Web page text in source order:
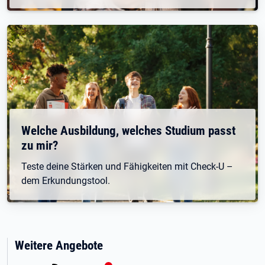
Welche Ausbildung, welches Studium passt
zu mir?
Teste deine Stärken und Fähigkeiten mit Check-U –
dem Erkundungstool.
Weitere Angebote